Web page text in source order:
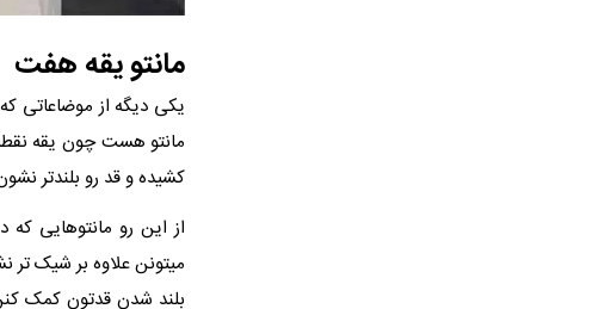
مانتو یقه هفت
یکی دیگه از موضاعاتی
مانتو هست چون یقه
کشیده و قد رو بلندتر
از این رو مانتوهایی
میتونن علاوه بر شیک
بلند شدن قدتون کمک